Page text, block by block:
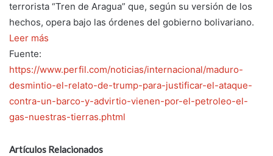
terrorista “Tren de Aragua” que, según su versión de los
hechos, opera bajo las órdenes del gobierno bolivariano.
Leer más
Fuente:
https://www.perfil.com/noticias/internacional/maduro-
desmintio-el-relato-de-trump-para-justificar-el-ataque-
contra-un-barco-y-advirtio-vienen-por-el-petroleo-el-
gas-nuestras-tierras.phtml
Artículos Relacionados